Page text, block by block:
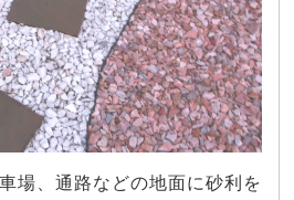
場、通路などの地面に砂利を